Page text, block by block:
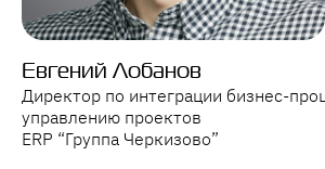
Евгений Лобанов
Директор по интеграции бизнес-
управлению проектов
ERP “Группа Черкизово”